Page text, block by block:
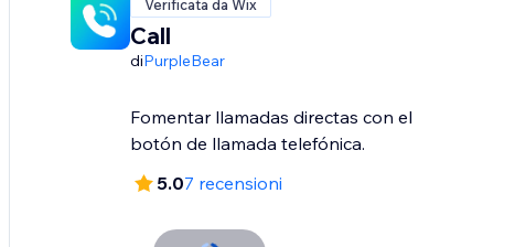
Verificata da Wix
Call
diPurpleBear
Fomentar llamadas directas con el
botón de llamada telefónica.
5.07 recensioni